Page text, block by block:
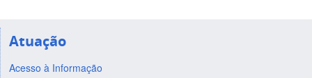
Atuação
Acesso à Informação